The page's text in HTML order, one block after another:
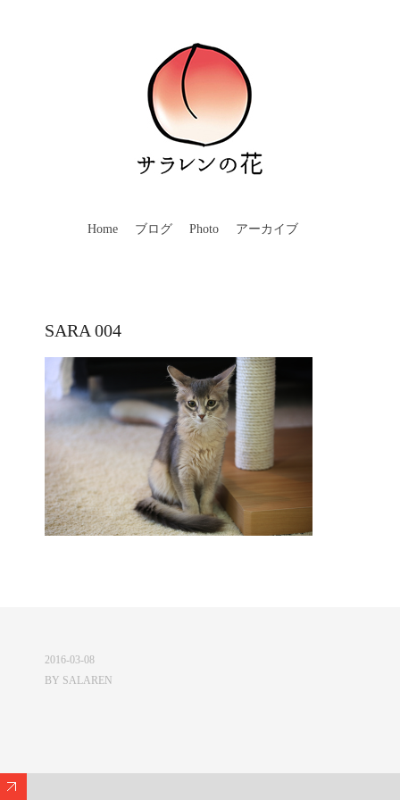
Home ブログ Photo アーカイブ
SARA 004
2016-03-08
BY SALAREN